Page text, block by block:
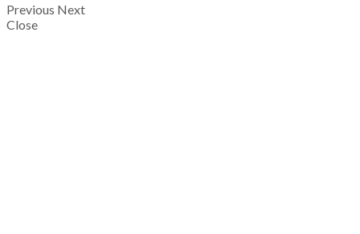
Previous Next
Close